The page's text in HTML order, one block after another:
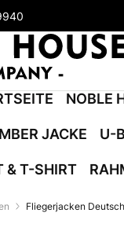
NOBLE
JACKE U-
& T-SHIRT
Fliegerjacken